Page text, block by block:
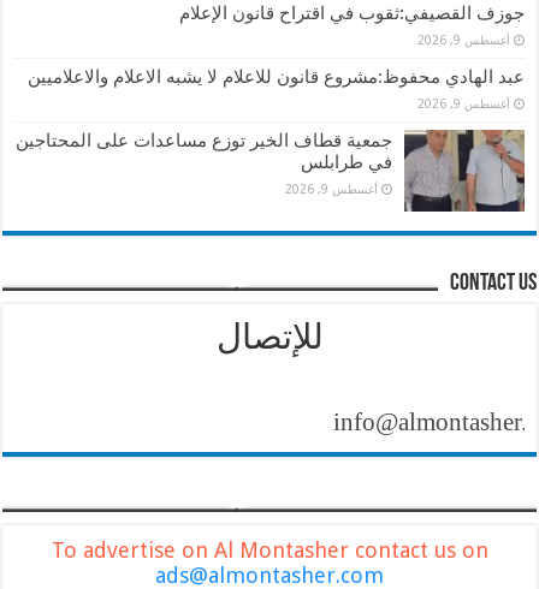
جوزف القصيفي:ثقوب في اقتراح قانون الإعلام
أغسطس 9, 2026
عبد الهادي محفوظ:مشروع قانون للاعلام لا يشبه الاعلام والاعلاميين
أغسطس 9, 2026
جمعية قطاف الخير توزع مساعدات على المحتاجين
في طرابلس
أغسطس 9, 2026
contact us
للإتصال
info@almontasher.com
To advertise on Al Montasher contact us on
ads@almontasher.com